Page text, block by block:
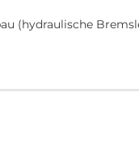
(hydraulische